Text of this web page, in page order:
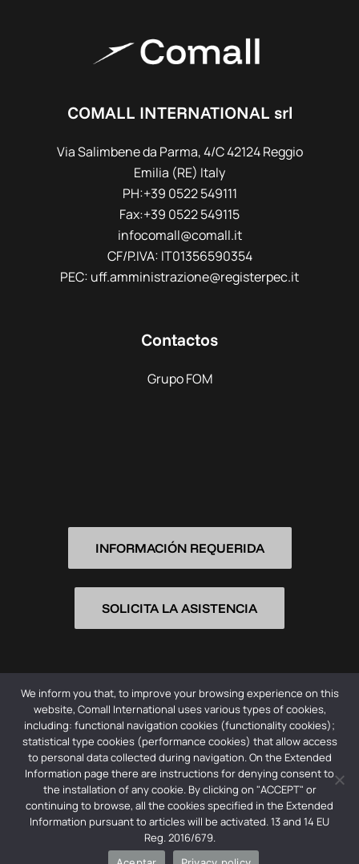
COMALL INTERNATIONAL srl
Via Salimbene da Parma, 4/C 42124 Reggio
Emilia (RE) Italy
PH:+39 0522 549111
Fax:+39 0522 549115
infocomall@comall.it
CF/P.IVA: IT01356590354
PEC: uff.amministrazione@registerpec.it
Contactos
Grupo FOM
INFORMACIÓN REQUERIDA
SOLICITA LA ASISTENCIA
© 2026 Comall International Srl -Privacy Policy
Società con socio unico | Registro imprese CCIIA dell’
Emilia: 01356590354 | REA: RE – 179487 | Capitale
sociale: € 260.000,00 iv | Società soggetta a direzione
e coordinamento di F.O.M. INDUSTRIE S.R.L.
We inform you that, to improve your browsing experience on this
website, Comall International uses various types of cookies,
including: functional navigation cookies (functionality cookies);
statistical type cookies (performance cookies) that allow access
to personal data collected during navigation. On the Extended
Information page there are instructions for denying consent to
the installation of any cookie. By clicking on "ACCEPT" or
continuing to browse, all the cookies specified in the Extended
Information pursuant to articles will be activated. 13 and 14 EU
Reg. 2016/679.